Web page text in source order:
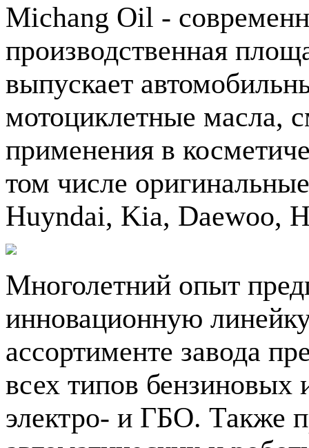
Michang Oil -
производственная
выпускает
мотоциклетные масла,
применения в
том числе
Huyndai, Kia, Daewoo,
Многолетний опыт
инновационную
ассортименте завода
всех типов бензиновых
электро- и ГБО. Также